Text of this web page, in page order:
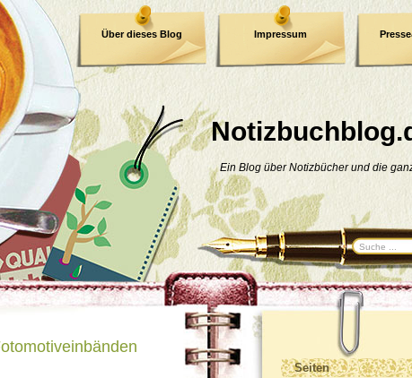
Ein Blog über Notizbücher und die
Über dieses Blog Impressum
Datenschutzerklärung
Seiten